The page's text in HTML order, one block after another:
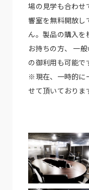
場の見学も合わせ
響室を無料開放し
ん。製品の購入を
お持ちの方、 一
の御利用も可能で
※現在、一時的に
せて頂いておりま